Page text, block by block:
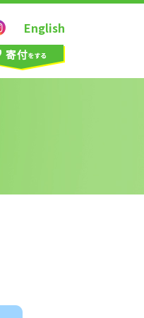
English